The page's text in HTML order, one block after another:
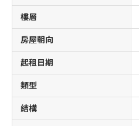
樓層
房屋朝向
起租日期
類型
結構